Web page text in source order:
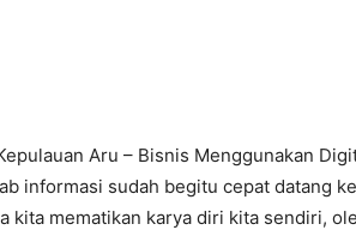
Aru – Bisnis Menggunakan
informasi sudah begitu cepat datang
kita mematikan karya diri kita sendiri,